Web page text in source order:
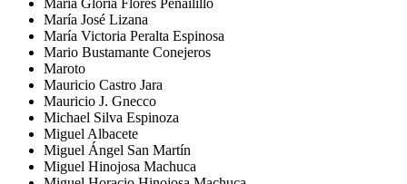
María Gloria Flores Peñailillo
María José Lizana
María Victoria Peralta Espinosa
Mario Bustamante Conejeros
Maroto
Mauricio Castro Jara
Mauricio J. Gnecco
Michael Silva Espinoza
Miguel Albacete
Miguel Ángel San Martín
Miguel Hinojosa Machuca